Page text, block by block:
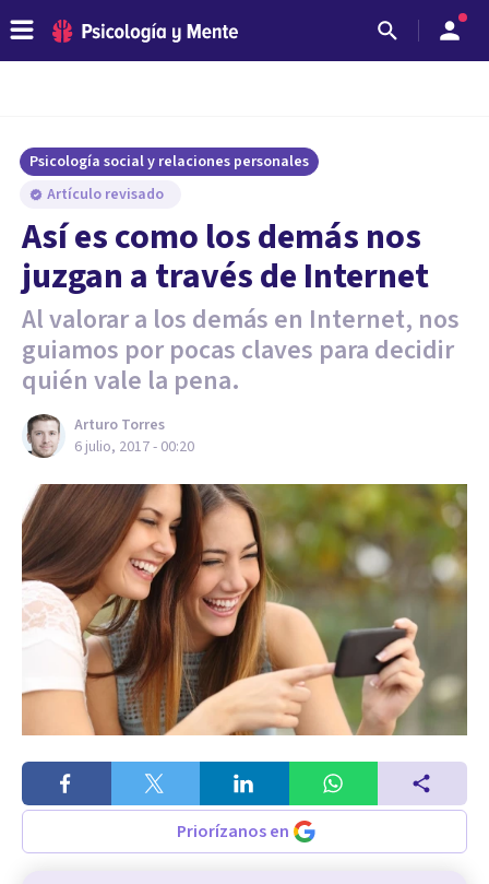
Psicología social y relaciones personales
Artículo revisado
Así es como los demás nos
juzgan a través de Internet
Al valorar a los demás en Internet, nos
guiamos por pocas claves para decidir
quién vale la pena.
Arturo Torres
6 julio, 2017 - 00:20
Priorízanos en